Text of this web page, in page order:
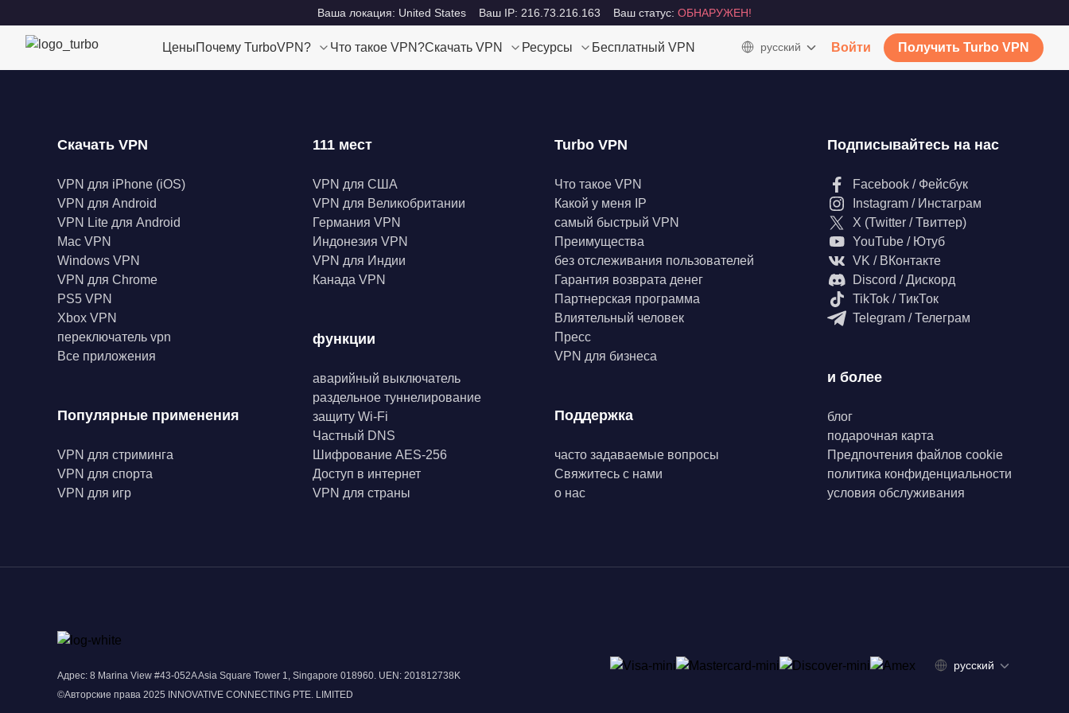
Ваша локация: United States Ваш IP: 216.73.216.163 Ваш статус: ОБНАРУЖЕН!
ЦеныПочему TurboVPN? Что такое VPN?Скачать VPN Ресурсы Бесплатный VPN русский Войти Получить Turbo VPN
Скачать VPN
VPN для iPhone (iOS)
VPN для Android
VPN Lite для Android
Mac VPN
Windows VPN
VPN для Chrome
PS5 VPN
Xbox VPN
переключатель vpn
Все приложения
Популярные применения
VPN для стриминга
VPN для спорта
VPN для игр
111 мест
VPN для США
VPN для Великобритании
Германия VPN
Индонезия VPN
VPN для Индии
Канада VPN
функции
аварийный выключатель
раздельное туннелирование
защиту Wi-Fi
Частный DNS
Шифрование AES-256
Доступ в интернет
VPN для страны
Turbo VPN
Что такое VPN
Какой у меня IP
самый быстрый VPN
Преимущества
без отслеживания пользователей
Гарантия возврата денег
Партнерская программа
Влиятельный человек
Пресс
VPN для бизнеса
Поддержка
часто задаваемые вопросы
Свяжитесь с нами
о нас
Подписывайтесь на нас
Facebook / Фейсбук
Instagram / Инстаграм
X (Twitter / Твиттер)
YouTube / Ютуб
VK / ВКонтакте
Discord / Дискорд
TikTok / ТикТок
Telegram / Телеграм
и более
блог
подарочная карта
Предпочтения файлов cookie
политика конфиденциальности
условия обслуживания
Адрес: 8 Marina View #43-052A Asia Square Tower 1, Singapore 018960. UEN: 201812738K
©Авторские права 2025 INNOVATIVE CONNECTING PTE. LIMITED
русский